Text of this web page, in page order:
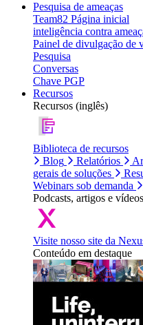
Pesquisa de ameaças
Team82 Página inicial
inteligência contra
Painel de divulgação de
Pesquisa
Conversas
Chave PGP
Recursos
Recursos (inglês)
Biblioteca de recursos
Blog
Relatórios
gerais de soluções
Webinars sob demanda
Podcasts, artigos e vídeos
Visite nosso site da
Conteúdo em destaque